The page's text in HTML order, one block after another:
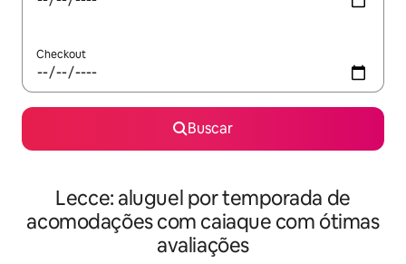
Checkout
Buscar
Lecce: aluguel por temporada de
acomodações com caiaque com ótimas
avaliações